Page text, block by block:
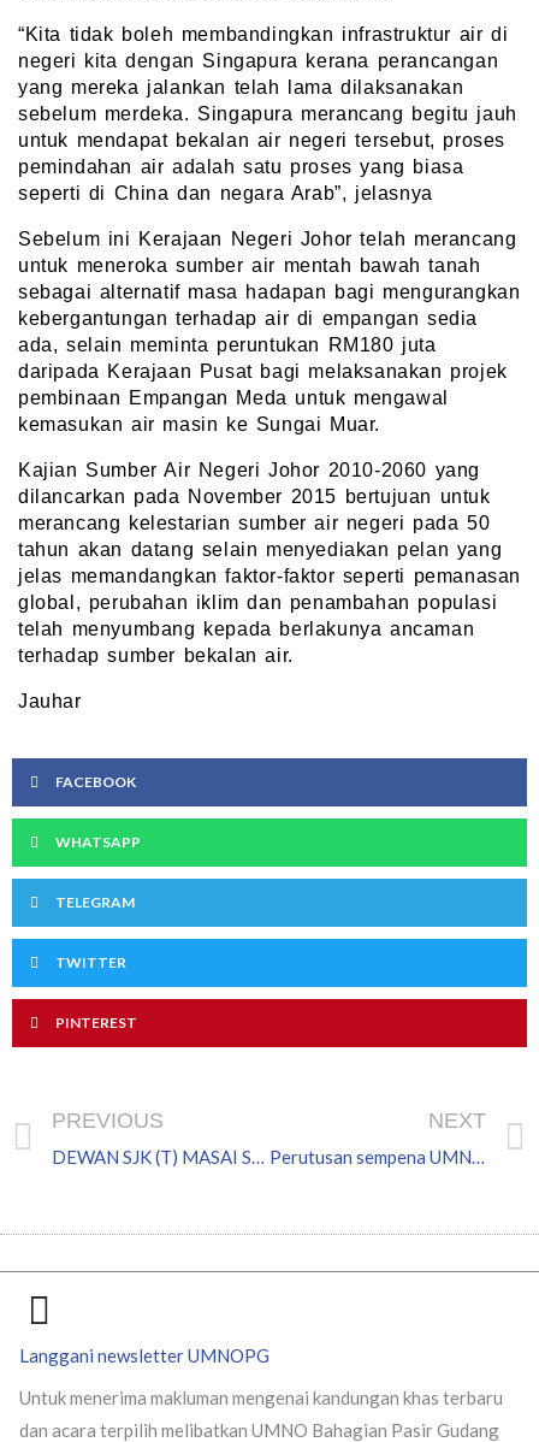
“Kita tidak boleh membandingkan infrastruktur air di
negeri kita dengan Singapura kerana perancangan
yang mereka jalankan telah lama dilaksanakan
sebelum merdeka. Singapura merancang begitu jauh
untuk mendapat bekalan air negeri tersebut, proses
pemindahan air adalah satu proses yang biasa
seperti di China dan negara Arab”, jelasnya
Sebelum ini Kerajaan Negeri Johor telah merancang
untuk meneroka sumber air mentah bawah tanah
sebagai alternatif masa hadapan bagi mengurangkan
kebergantungan terhadap air di empangan sedia
ada, selain meminta peruntukan RM180 juta
daripada Kerajaan Pusat bagi melaksanakan projek
pembinaan Empangan Meda untuk mengawal
kemasukan air masin ke Sungai Muar.
Kajian Sumber Air Negeri Johor 2010-2060 yang
dilancarkan pada November 2015 bertujuan untuk
merancang kelestarian sumber air negeri pada 50
tahun akan datang selain menyediakan pelan yang
jelas memandangkan faktor-faktor seperti pemanasan
global, perubahan iklim dan penambahan populasi
telah menyumbang kepada berlakunya ancaman
terhadap sumber bekalan air.
Jauhar
FACEBOOK
WHATSAPP
TELEGRAM
TWITTER
PINTEREST
Prev
PREVIOUS
DEWAN SJK (T) MASAI SIAP DIBINA
NEXT
Perutusan sempena UMNO 70 tahun YAB Dato’ Mohamed Khaled Nordin Menteri Besar Johor Merangkap Pengerusi Badan Perhubungan UMNO Johor
Langgani newsletter UMNOPG
Untuk menerima makluman mengenai kandungan khas terbaru
dan acara terpilih melibatkan UMNO Bahagian Pasir Gudang